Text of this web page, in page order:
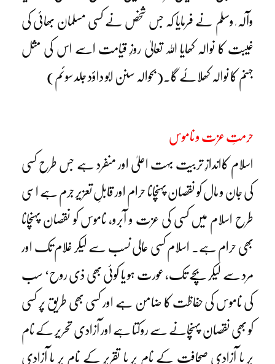
وآلہ ٖ وسلم نے فرمایا کہ جس شخص نے کسی مسلمان بھائی کی
غیبت کا نوالہ کھایا اللہ تعالیٰ روزِ قیامت اسے اس کی مثل
جہنم کا نوالہ کھلائے گا۔(بحوالہ سنن ابو داؤد جلد سوئم)
حرمتِ عزت و ناموس
اسلام کااندازِ تربیت بہت اعلیٰ اور منفرد ہے جس طرح کسی
کی جان و مال کو نقصان پہنچانا حرام اور قابلِ تعزیر جرم ہے اسی
طرح اسلام میں کسی کی عزت و آبرو، ناموس کو نقصان پہنچانا
بھی حرام ہے۔ اسلام کسی عالی نسب سے لیکر غلام تک اور
مرد سے لیکر بچے تک، عورت ہو یا کوئی بھی ذی روح‘ سب
کی ناموس کی حفاظت کا ضامن ہے اور کسی بھی طریق پر کسی
کو بھی نقصان پہنچانے سے روکتا ہے اور آزادی تحریر کے نام
پر یا آزادی صحافت کے نام پر یا تقریر کے نام پر یا آزادی